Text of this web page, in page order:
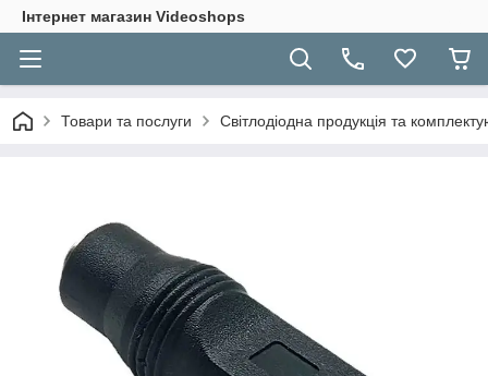
Інтернет магазин Videoshops
Товари та послуги Світлодіодна продукція та